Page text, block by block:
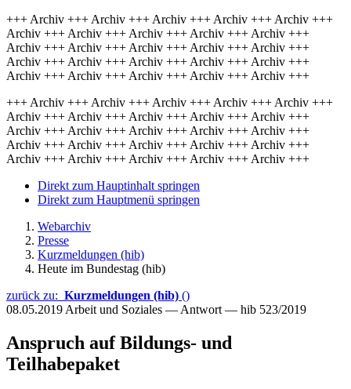
+++ Archiv +++ Archiv +++ Archiv +++ Archiv +++ Archiv +++
Archiv +++ Archiv +++ Archiv +++ Archiv +++ Archiv +++
Archiv +++ Archiv +++ Archiv +++ Archiv +++ Archiv +++
Archiv +++ Archiv +++ Archiv +++ Archiv +++ Archiv +++
Archiv +++ Archiv +++ Archiv +++ Archiv +++ Archiv +++
+++ Archiv +++ Archiv +++ Archiv +++ Archiv +++ Archiv +++
Archiv +++ Archiv +++ Archiv +++ Archiv +++ Archiv +++
Archiv +++ Archiv +++ Archiv +++ Archiv +++ Archiv +++
Archiv +++ Archiv +++ Archiv +++ Archiv +++ Archiv +++
Archiv +++ Archiv +++ Archiv +++ Archiv +++ Archiv +++
Direkt zum Hauptinhalt springen
Direkt zum Hauptmenü springen
Webarchiv
Presse
Kurzmeldungen (hib)
Heute im Bundestag (hib)
zurück zu: Kurzmeldungen (hib) ()
08.05.2019 Arbeit und Soziales — Antwort — hib 523/2019
Anspruch auf Bildungs- und
Teilhabepaket